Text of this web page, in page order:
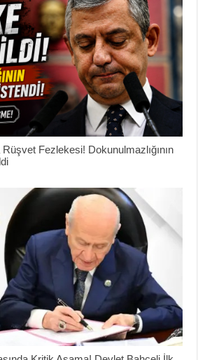
Fezlekesi! Dokunulmazlığının